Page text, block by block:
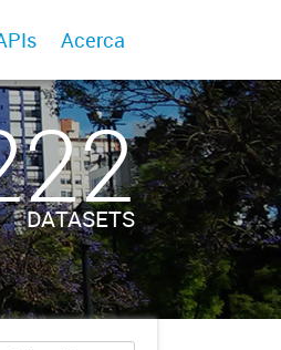
Acerca
DATASETS